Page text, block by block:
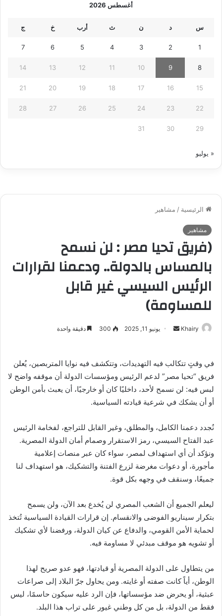
أغسطس 2026
س د ن ث أرب خ ج
1
2
3
4
5
6
7
8
9
10
11
12
13
14
15
16
17
18
19
20
21
22
23
24
25
26
27
28
29
30
31
« يوليو